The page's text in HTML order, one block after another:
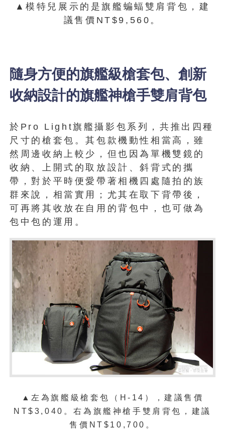
▲模特兒展示的是旗艦蝙蝠雙肩背包，建
議售價NT$9,560。
隨身方便的旗艦級槍套包、創新
收納設計的旗艦神槍手雙肩背包
於Pro Light旗艦攝影包系列，共推出四種
尺寸的槍套包。其包款機動性相當高，雖
然周邊收納上較少，但也因為單機雙鏡的
收納、上開式的取放設計、斜背式的攜
帶，對於平時便愛帶著相機四處隨拍的族
群來說，相當實用；尤其在取下背帶後，
可再將其收放在自用的背包中，也可做為
包中包的運用。
▲左為旗艦級槍套包（H-14），建議售價
NT$3,040。右為旗艦神槍手雙肩背包，建議
售價NT$10,700。